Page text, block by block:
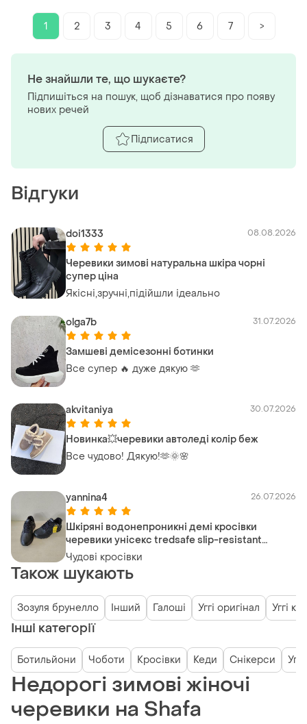
1 2 3 4 5 6 7 >
Відгуки
doi1333 08.08.2026
Черевики зимові натуральна шкіра чорні
супер ціна
Якісні,зручні,підійшли ідеально
olga7b 31.07.2026
Замшеві демісезонні ботинки
Все супер 🔥 дуже дякую 🫶
akvitaniya 30.07.2026
Новинка💥черевики автоледі колір беж
Все чудово! Дякую!🫶🌞🌸
yannina4 26.07.2026
Шкіряні водонепроникні демі кросівки
черевики унісекс tredsafe slip-resistant
mntr43gx003
Чудові кросівки
Також шукають
Зозуля брунелло Інший Галоші Уггі оригінал Уггі
Інші категорії
Ботильйони Чоботи Кросівки Кеди Снікерси Уггі
Недорогі зимові жіночі
черевики на Shafa
Не знайшли те, що шукаєте?
Підпишіться на пошук, щоб дізнаватися про появу
нових речей
Підписатися